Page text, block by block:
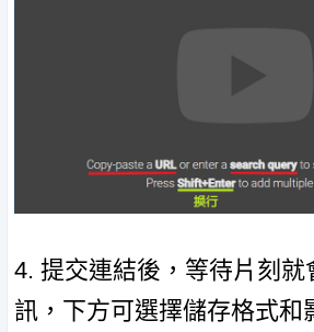
4. 提交連結後，等待片刻就
訊，下方可選擇儲存格式和